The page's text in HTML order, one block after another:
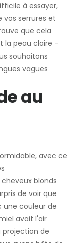
à essayer,
vos serrures et
que cela
la peau claire -
souhaitons
vagues
au
avec ce
blonds
de voir que
une couleur de
avait l'air
de